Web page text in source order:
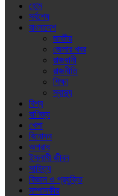
হোম
সর্বশেষ
বাংলাদেশ
জাতীয়
জেলার খবর
রাজধানী
রাজনীতি
শিক্ষা
স্বাস্থ্য
বিশ্ব
বাণিজ্য
খেলা
বিনোদন
অপরাধ
ইসলামী জীবন
সাহিত্য
বিজ্ঞান ও প্রযুক্তি
সম্পাদকীয়